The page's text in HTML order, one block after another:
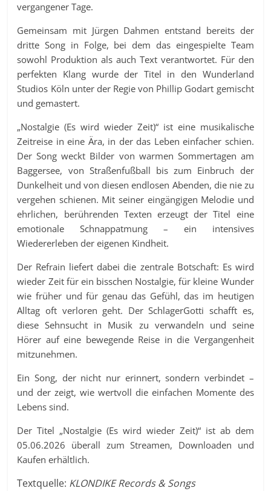
vergangener Tage.
Gemeinsam mit Jürgen Dahmen entstand bereits der
dritte Song in Folge, bei dem das eingespielte Team
sowohl Produktion als auch Text verantwortet. Für den
perfekten Klang wurde der Titel in den Wunderland
Studios Köln unter der Regie von Phillip Godart gemischt
und gemastert.
„Nostalgie (Es wird wieder Zeit)“ ist eine musikalische
Zeitreise in eine Ära, in der das Leben einfacher schien.
Der Song weckt Bilder von warmen Sommertagen am
Baggersee, von Straßenfußball bis zum Einbruch der
Dunkelheit und von diesen endlosen Abenden, die nie zu
vergehen schienen. Mit seiner eingängigen Melodie und
ehrlichen, berührenden Texten erzeugt der Titel eine
emotionale Schnappatmung – ein intensives
Wiedererleben der eigenen Kindheit.
Der Refrain liefert dabei die zentrale Botschaft: Es wird
wieder Zeit für ein bisschen Nostalgie, für kleine Wunder
wie früher und für genau das Gefühl, das im heutigen
Alltag oft verloren geht. Der SchlagerGotti schafft es,
diese Sehnsucht in Musik zu verwandeln und seine
Hörer auf eine bewegende Reise in die Vergangenheit
mitzunehmen.
Ein Song, der nicht nur erinnert, sondern verbindet –
und der zeigt, wie wertvoll die einfachen Momente des
Lebens sind.
Der Titel „Nostalgie (Es wird wieder Zeit)“ ist ab dem
05.06.2026 überall zum Streamen, Downloaden und
Kaufen erhältlich.
Textquelle: KLONDIKE Records & Songs